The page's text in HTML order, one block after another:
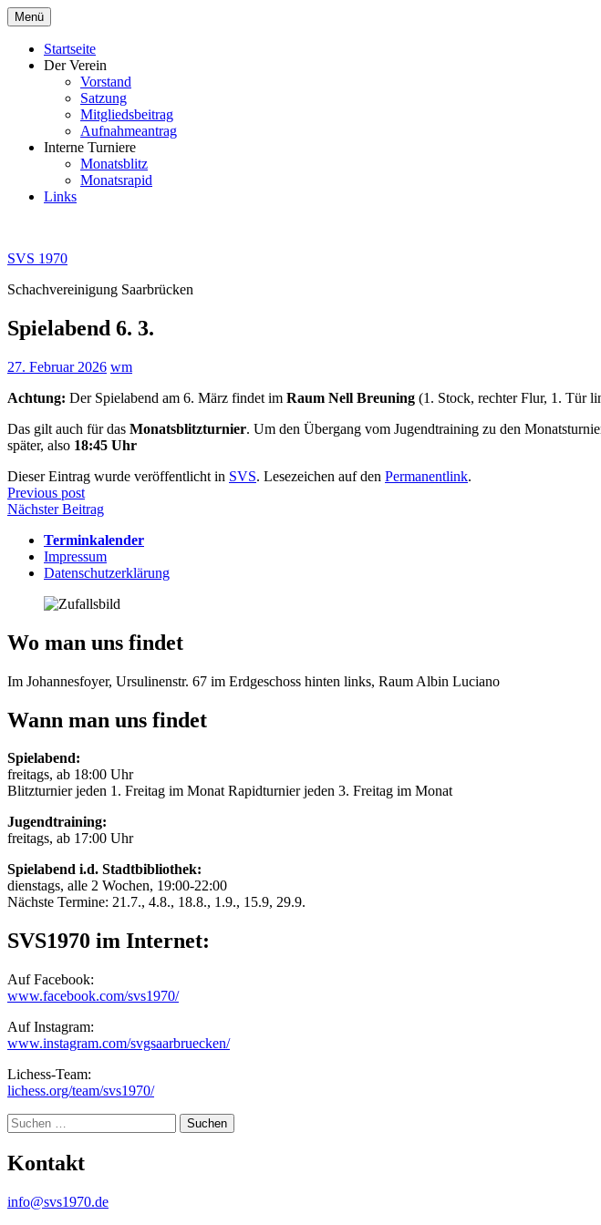
Zum
Inhalt
springen
Menü
Startseite
Der Verein
Vorstand
Satzung
Mitgliedsbeitrag
Aufnahmeantrag
Interne Turniere
Monatsblitz
Monatsrapid
Links
SVS 1970
Schachvereinigung Saarbrücken
Spielabend 6. 3.
27. Februar 2026 wm
Achtung: Der Spielabend am 6. März findet im Raum Nell Breuning (1. Stock, rechter Flur, 1. Tür
Das gilt auch für das Monatsblitzturnier. Um den Übergang vom Jugendtraining zu den
später, also 18:45 Uhr
Dieser Eintrag wurde veröffentlicht in SVS. Lesezeichen auf den Permanentlink.
Beitragsnavigation
Previous post
Nächster Beitrag
Terminkalender
Impressum
Datenschutzerklärung
Wo man uns findet
Im Johannesfoyer, Ursulinenstr. 67 im Erdgeschoss hinten links, Raum Albin Luciano
Wann man uns findet
Spielabend:
freitags, ab 18:00 Uhr
Blitzturnier jeden 1. Freitag im Monat Rapidturnier jeden 3. Freitag im Monat
Jugendtraining:
freitags, ab 17:00 Uhr
Spielabend i.d. Stadtbibliothek:
dienstags, alle 2 Wochen, 19:00-22:00
Nächste Termine: 21.7., 4.8., 18.8., 1.9., 15.9, 29.9.
SVS1970 im Internet:
Auf Facebook:
www.facebook.com/svs1970/
Auf Instagram:
www.instagram.com/svgsaarbruecken/
Lichess-Team:
lichess.org/team/svs1970/
Suche
Kontakt
info@svs1970.de